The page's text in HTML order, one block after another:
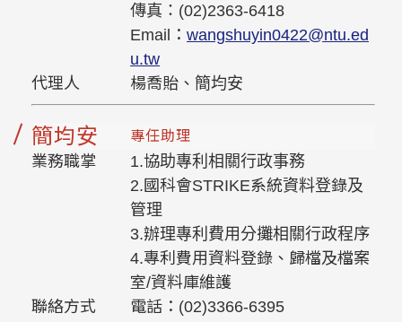
傳真：(02)2363-6418
Email： wangshuyin0422@ntu.ed
u.tw
代理人
楊喬貽、簡均安
簡均安 專任助理
業務職掌
1.協助專利相關行政事務
2.國科會STRIKE系統資料登錄及
管理
3.辦理專利費用分攤相關行政程序
4.專利費用資料登錄、歸檔及檔案
室/資料庫維護
聯絡方式
電話：(02)3366-6395